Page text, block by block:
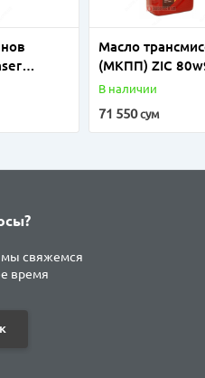
Масло
(МКПП) ZIC
В наличии
71 550сум
мы свяжемся
время